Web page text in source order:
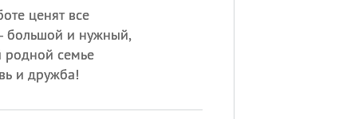
ценят все
большой и нужный,
родной семье
и дружба!